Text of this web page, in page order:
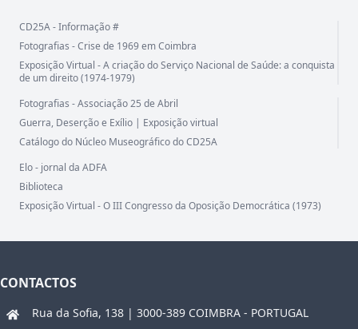
CD25A - Informação #
Fotografias - Crise de 1969 em Coimbra
Exposição Virtual - A criação do Serviço Nacional de Saúde: a conquista
de um direito (1974-1979)
Fotografias - Associação 25 de Abril
Guerra, Deserção e Exílio | Exposição virtual
Catálogo do Núcleo Museográfico do CD25A
Elo - jornal da ADFA
Biblioteca
Exposição Virtual - O III Congresso da Oposição Democrática (1973)
CONTACTOS
Rua da Sofia, 138 | 3000-389 COIMBRA - PORTUGAL